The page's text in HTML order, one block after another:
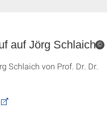
auf Jörg Schlaich
Schlaich von Prof. Dr. Dr.
©